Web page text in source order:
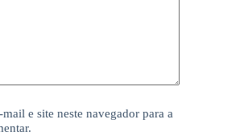
e site neste navegador para a